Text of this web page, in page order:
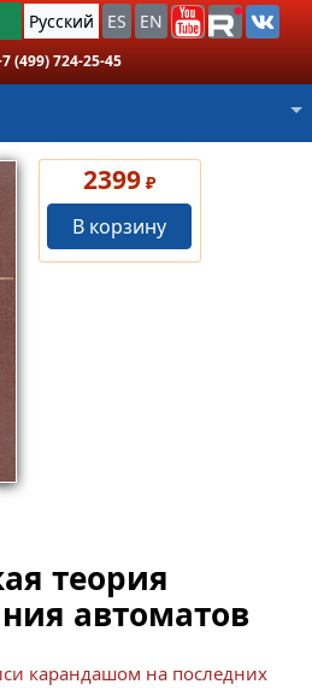
Русский ES EN
(499) 724-25-45
2399 ₽
В корзину
теория
автоматов
карандашом на последних